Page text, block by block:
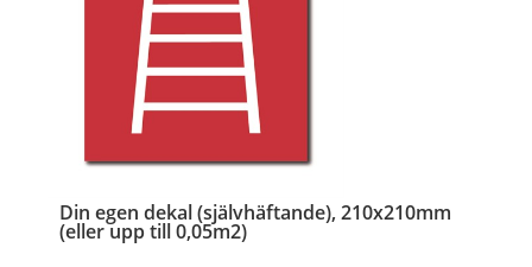
Din egen dekal (självhäftande), 210x210mm
(eller upp till 0,05m2)